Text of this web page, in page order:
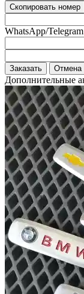
Скопировать номер
WhatsApp/Telegram
Заказать Отмена
Дополнительные